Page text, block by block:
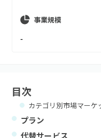
事業規模
-
目次
カテゴリ別市場マーケ
プラン
代替サービス